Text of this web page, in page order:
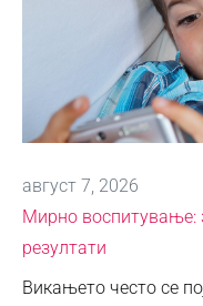
август 7, 2026
Мирно воспитување:
резултати
Викањето често се